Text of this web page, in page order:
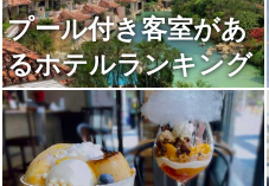
プール付き客室があ
るホテルランキング